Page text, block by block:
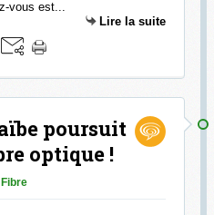
vous est...
Lire la suite
poursuit
optique !
Fibre